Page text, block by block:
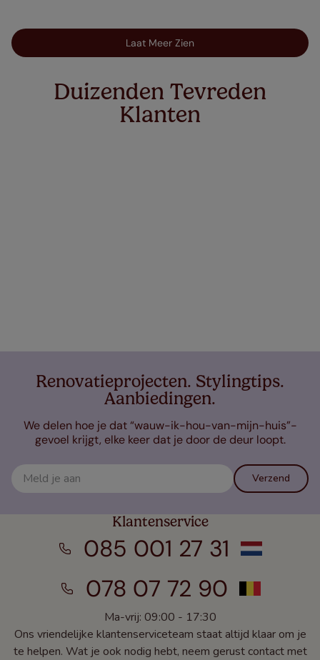
Laat Meer Zien
Duizenden Tevreden
Klanten
Renovatieprojecten. Stylingtips.
Aanbiedingen.
We delen hoe je dat “wauw-ik-hou-van-mijn-huis”-
gevoel krijgt, elke keer dat je door de deur loopt.
Verzend
Klantenservice
085 001 27 31
078 07 72 90
Ma-vrij: 09:00 - 17:30
Ons vriendelijke klantenserviceteam staat altijd klaar om je
te helpen. Wat je ook nodig hebt, neem gerust contact met